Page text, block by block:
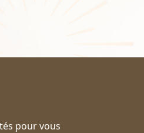
pour vous